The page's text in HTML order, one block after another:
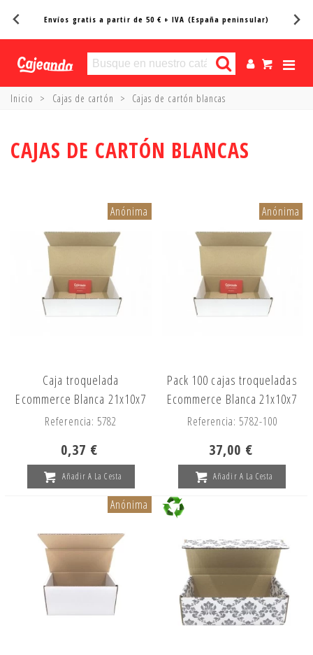
Entregas en 24/48h*
Inicio > Cajas de cartón > Cajas de cartón blancas
CAJAS DE CARTÓN BLANCAS
Anónima
Caja troquelada
Ecommerce Blanca 21x10x7
Referencia: 5782
0,37 €
Añadir A La Cesta
Anónima
Pack 100 cajas troqueladas
Ecommerce Blanca 21x10x7
Referencia: 5782-100
37,00 €
Añadir A La Cesta
Anónima